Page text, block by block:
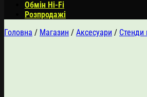
Обмін Hi-Fi
Розпродажі
Головна / Магазин / Аксесуари / Стенди